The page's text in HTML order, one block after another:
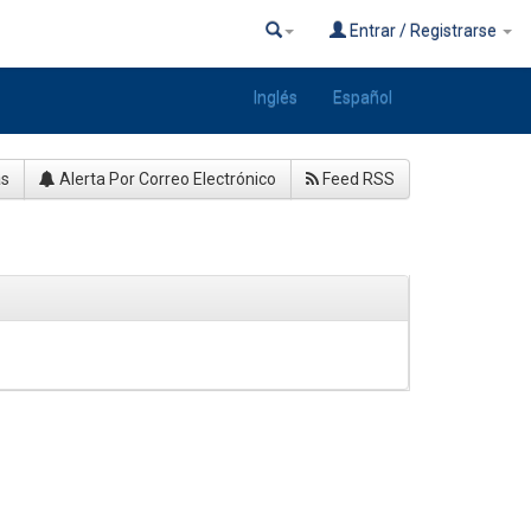
Entrar / Registrarse
Inglés Español
Alerta Por Correo Electrónico Feed RSS